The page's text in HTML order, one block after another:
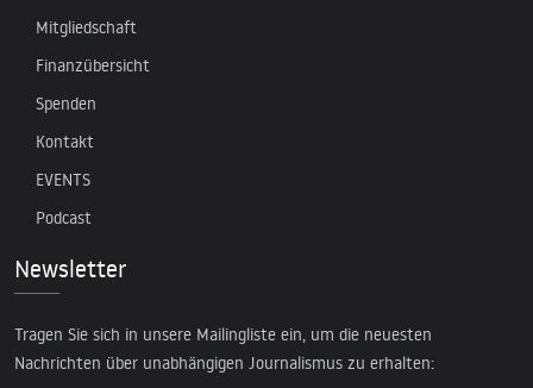
Mitgliedschaft
Finanzübersicht
Spenden
Kontakt
EVENTS
Podcast
Newsletter
Tragen Sie sich in unsere Mailingliste ein, um die neuesten
Nachrichten über unabhängigen Journalismus zu erhalten: